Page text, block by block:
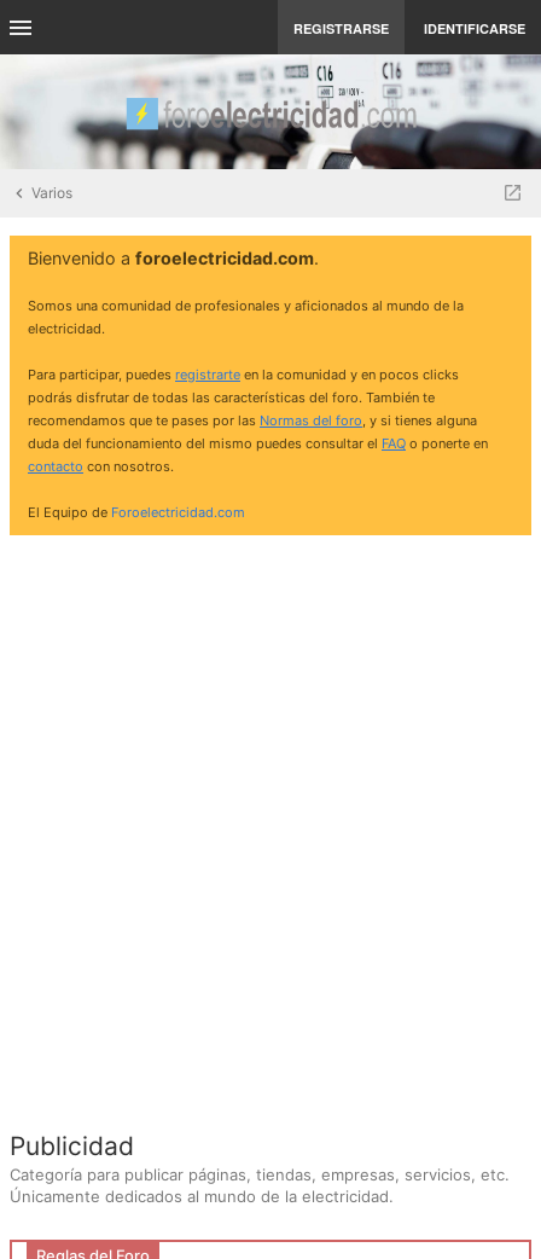
REGISTRARSE IDENTIFICARSE
Varios
Bienvenido a foroelectricidad.com.
Somos una comunidad de profesionales y aficionados al mundo de la
electricidad.
Para participar, puedes registrarte en la comunidad y en pocos clicks
podrás disfrutar de todas las características del foro. También te
recomendamos que te pases por las Normas del foro, y si tienes alguna
duda del funcionamiento del mismo puedes consultar el FAQ o ponerte en
contacto con nosotros.
El Equipo de Foroelectricidad.com
Publicidad
Categoría para publicar páginas, tiendas, empresas, servicios, etc.
Únicamente dedicados al mundo de la electricidad.